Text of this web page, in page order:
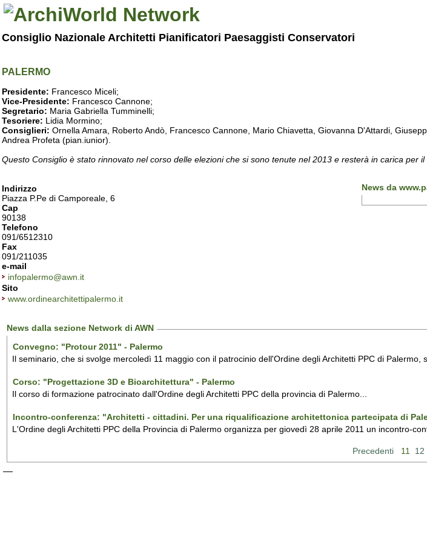
Consiglio Nazionale Architetti Pianificatori Paesaggisti Conservatori
PALERMO
Presidente: Francesco Miceli;
Vice-Presidente: Francesco Cannone;
Segretario: Maria Gabriella Tumminelli;
Tesoriere: Lidia Mormino;
Consiglieri: Ornella Amara, Roberto Andò, Francesco Cannone, Mario Chiavetta, Giovanna D'Attardi,
Andrea Profeta (pian.iunior).
Questo Consiglio è stato rinnovato nel corso delle elezioni che si sono tenute nel 2013 e resterà in carica per
Indirizzo
Piazza P.Pe di Camporeale, 6
Cap
90138
Telefono
091/6512310
Fax
091/211035
e-mail
infopalermo@awn.it
Sito
www.ordinearchitettipalermo.it
News da
News dalla sezione Network di AWN
Convegno: "Protour 2011" - Palermo
Il seminario, che si svolge mercoledì 11 maggio con il patrocinio dell'Ordine degli Architetti PPC di
Corso: "Progettazione 3D e Bioarchitettura" - Palermo
Il corso di formazione patrocinato dall'Ordine degli Architetti PPC della provincia di Palermo...
Incontro-conferenza: "Architetti - cittadini. Per una riqualificazione architettonica partecipata di
L'Ordine degli Architetti PPC della Provincia di Palermo organizza per giovedì 28 aprile 2011 un incontro-
Precedenti 11 12